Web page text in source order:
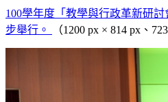
100學年度「教學與行政革新研
步舉行。
（1200 px × 814 px、